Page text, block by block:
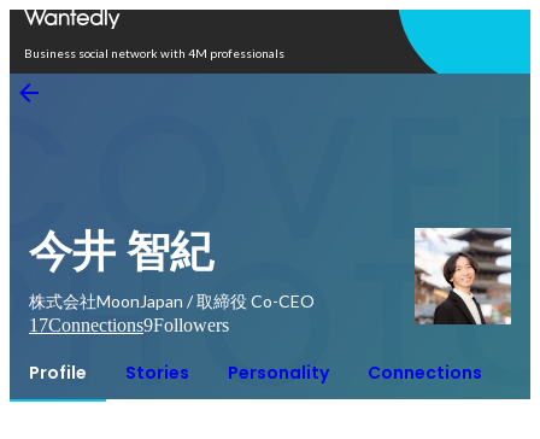
Business social network with 4M professionals
今井 智紀
株式会社MoonJapan / 取締役 Co-CEO
17Connections9Followers
Profile Stories Personality Connections